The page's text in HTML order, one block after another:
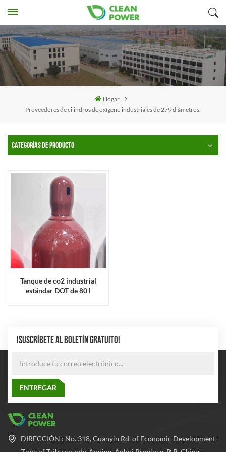
Hogar
Proveedores de cilindros de oxígeno industriales de 279 diámetros.
CATEGORÍAS DE PRODUCTO
Tanque de co2 industrial
estándar DOT de 80 l
¡SUSCRÍBETE AL BOLETÍN GRATUITO!
DIRECCIÓN : No. 318, Guanyin Rd. of Economic Development